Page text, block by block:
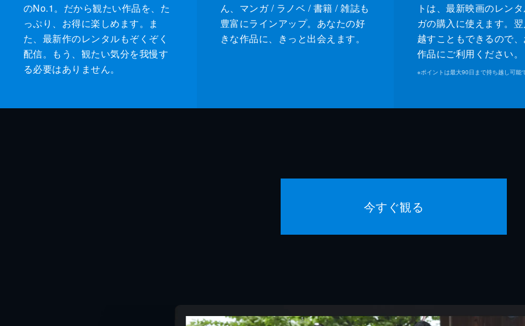
のNo.1。だから観たい作品を、た
っぷり、お得に楽しめます。ま
た、最新作のレンタルもぞくぞく
配信。もう、観たい気分を我慢す
る必要はありません。
ん、マンガ / ラノベ / 書籍 / 雑誌も
豊富にラインアップ。あなたの好
きな作品に、きっと出会えます。
トは、最新映画のレン
ガの購入に使えます。
越すこともできるので
作品にご利用ください。
※ポイントは最大90日まで持ち越し可能
今すぐ観る